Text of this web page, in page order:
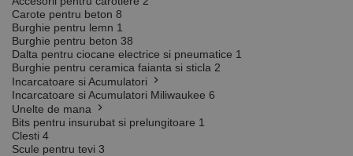
Carote pentru beton 8
Burghie pentru lemn 1
Burghie pentru beton 38
Dalta pentru ciocane electrice si pneumatice 1
Burghie pentru ceramica faianta si sticla 2
Incarcatoare si Acumulatori
Incarcatoare si Acumulatori Miliwaukee 6
Unelte de mana
Bits pentru insurubat si prelungitoare 1
Clesti 4
Scule pentru tevi 3